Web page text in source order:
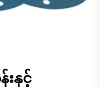
နှင့်